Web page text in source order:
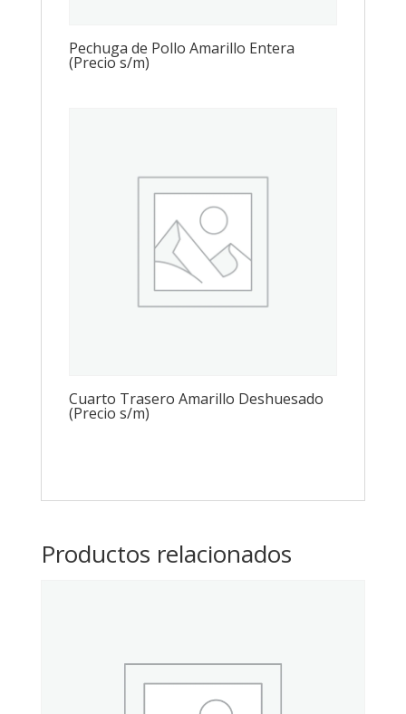
Pechuga de Pollo Amarillo Entera
(Precio s/m)
Cuarto Trasero Amarillo Deshuesado
(Precio s/m)
Productos relacionados